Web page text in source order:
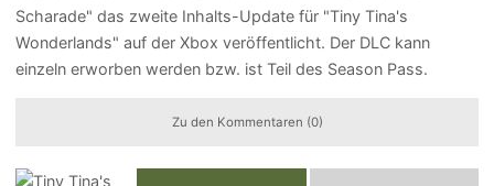
Scharade" das zweite Inhalts-Update für "Tiny Tina's
Wonderlands" auf der Xbox veröffentlicht. Der DLC kann
einzeln erworben werden bzw. ist Teil des Season Pass.
Zu den Kommentaren (0)